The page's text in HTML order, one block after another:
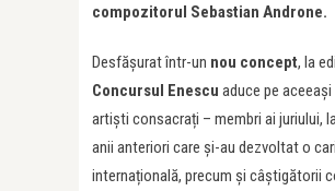
compozitorul Sebastian Androne.
Desfășurat într-un nou concept, la
Concursul Enescu aduce pe
artiști consacrați – membri ai juriului,
anii anteriori care și-au dezvoltat o
internațională, precum și câștigătorii